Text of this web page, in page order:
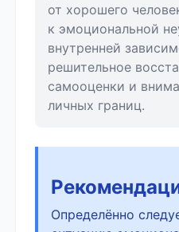
от хорошего
к эмоциональной
внутренней
решительное
самооценки и
личных границ.
Определённо